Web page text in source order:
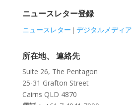
ニュースレター登録
ニュースレター デジタルメディア
所在地、 連絡先
Suite 26, The Pentagon
25-31 Grafton Street
Cairns QLD 4870